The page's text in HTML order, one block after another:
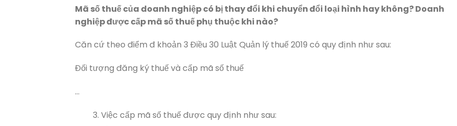
Mã số thuế của doanh nghiệp có bị thay đổi khi chuyển đổi loại hình hay không? Doanh
nghiệp được cấp mã số thuế phụ thuộc khi nào?
Căn cứ theo điểm đ khoản 3 Điều 30 Luật Quản lý thuế 2019 có quy định như sau:
Đối tượng đăng ký thuế và cấp mã số thuế
…
Việc cấp mã số thuế được quy định như sau: